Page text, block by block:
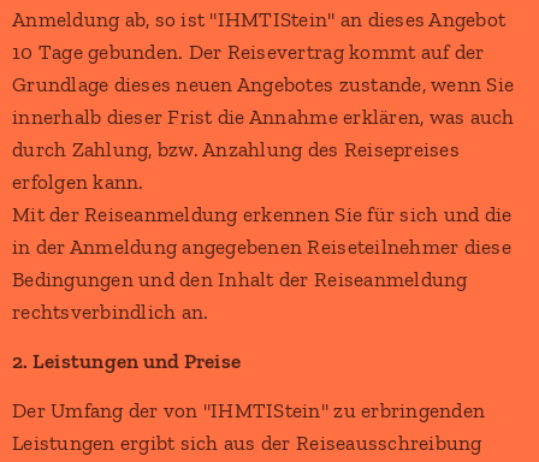
Anmeldung ab, so ist "IHMTIStein" an dieses Angebot
10 Tage gebunden. Der Reisevertrag kommt auf der
Grundlage dieses neuen Angebotes zustande, wenn Sie
innerhalb dieser Frist die Annahme erklären, was auch
durch Zahlung, bzw. Anzahlung des Reisepreises
erfolgen kann.
Mit der Reiseanmeldung erkennen Sie für sich und die
in der Anmeldung angegebenen Reiseteilnehmer diese
Bedingungen und den Inhalt der Reiseanmeldung
rechtsverbindlich an.
2. Leistungen und Preise
Der Umfang der von "IHMTIStein" zu erbringenden
Leistungen ergibt sich aus der Reiseausschreibung